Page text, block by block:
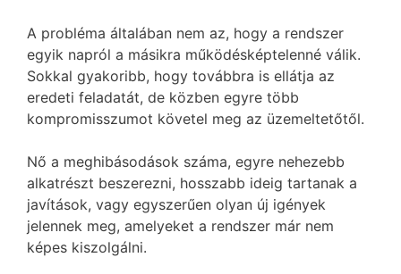
A probléma általában nem az, hogy a rendszer
egyik napról a másikra működésképtelenné válik.
Sokkal gyakoribb, hogy továbbra is ellátja az
eredeti feladatát, de közben egyre több
kompromisszumot követel meg az üzemeltetőtől.
Nő a meghibásodások száma, egyre nehezebb
alkatrészt beszerezni, hosszabb ideig tartanak a
javítások, vagy egyszerűen olyan új igények
jelennek meg, amelyeket a rendszer már nem
képes kiszolgálni.